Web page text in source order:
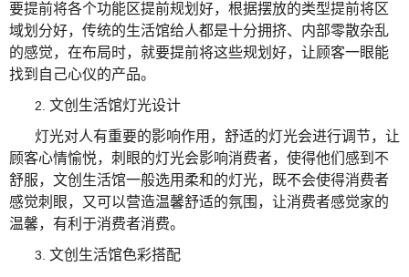
要提前将各个功能区提前规划好，根据摆放的类型提前将区
域划分好，传统的生活馆给人都是十分拥挤、内部零散杂乱
的感觉，在布局时，就要提前将这些规划好，让顾客一眼能
找到自己心仪的产品。
2. 文创生活馆灯光设计
灯光对人有重要的影响作用，舒适的灯光会进行调节，让
顾客心情愉悦，刺眼的灯光会影响消费者，使得他们感到不
舒服，文创生活馆一般选用柔和的灯光，既不会使得消费者
感觉刺眼，又可以营造温馨舒适的氛围，让消费者感觉家的
温馨，有利于消费者消费。
3. 文创生活馆色彩搭配